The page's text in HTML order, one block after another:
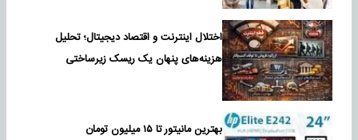
اختلال اینترنت و اقتصاد دیجیتال؛ تحلیل
هزینه‌های پنهان یک ریسک زیرساختی
بهترین مانیتور تا ۱۵ میلیون تومان